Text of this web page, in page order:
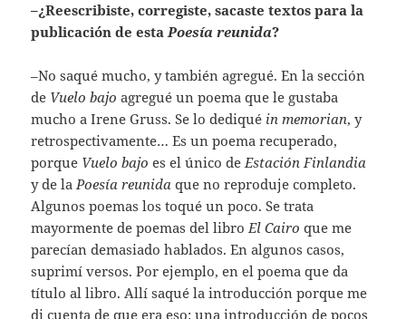
–¿Reescribiste, corregiste, sacaste textos para la
publicación de estaPoesía reunida?
–No saqué mucho, y también agregué. En la sección
de Vuelo bajoagregué un poema que le gustaba
mucho a Irene Gruss. Se lo dediqué in memorian, y
retrospectivamente… Es un poema recuperado,
porque Vuelo bajo es el único deEstación Finlandia
y de laPoesía reunida que no reproduje completo.
Algunos poemas los toqué un poco. Se trata
mayormente de poemas del libroEl Cairoque me
parecían demasiado hablados. En algunos casos,
suprimí versos. Por ejemplo, en el poema que da
título al libro. Allí saqué la introducción porque me
di cuenta de que era eso: una introducción de pocos